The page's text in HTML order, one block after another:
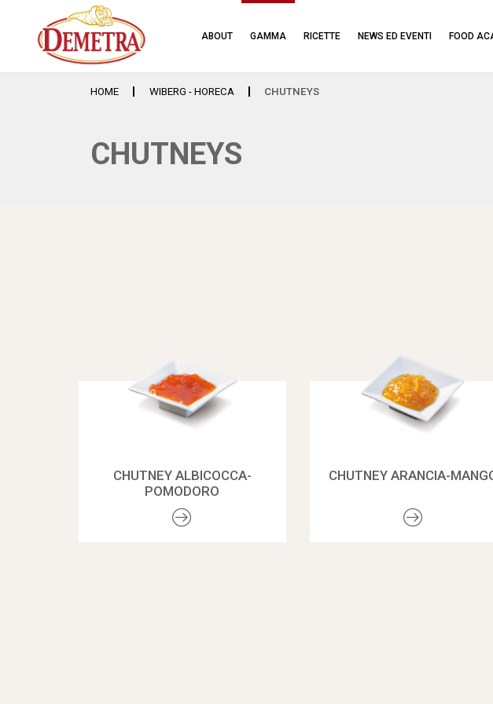
ABOUT GAMMA RICETTE NEWS ED EVENTI FOOD
HOME WIBERG - HORECA CHUTNEYS
CHUTNEYS
CHUTNEY ALBICOCCA-
POMODORO
CHUTNEY ARANCIA-